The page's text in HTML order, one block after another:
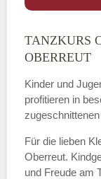
TANZKURS
OBERREUT
Kinder und
profitieren in
Für die lieben
Oberreut.
und Freude am